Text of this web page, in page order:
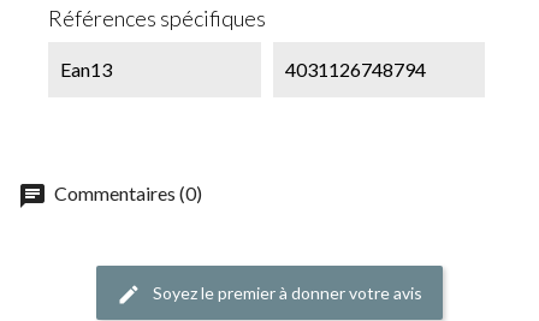
Références spécifiques
Ean13 4031126748794
chat Commentaires (0)
edit Soyez le premier à donner votre avis